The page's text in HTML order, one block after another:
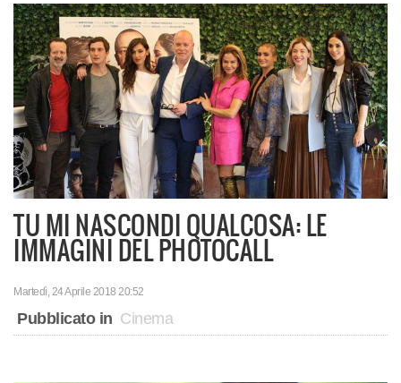
TU MI NASCONDI QUALCOSA: LE
IMMAGINI DEL PHOTOCALL
Martedì, 24 Aprile 2018 20:52
Pubblicato in Cinema